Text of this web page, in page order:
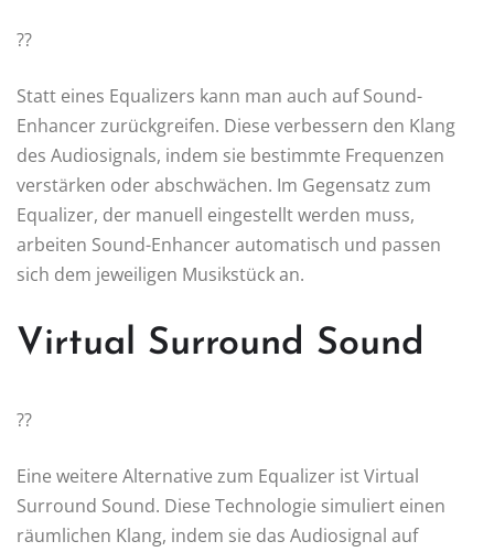
??
Statt eines Equalizers kann man auch auf Sound-
Enhancer zurückgreifen. Diese verbessern den Klang
des Audiosignals, indem sie bestimmte Frequenzen
verstärken oder abschwächen. Im Gegensatz zum
Equalizer, der manuell eingestellt werden muss,
arbeiten Sound-Enhancer automatisch und passen
sich dem jeweiligen Musikstück an.
Virtual Surround Sound
??
Eine weitere Alternative zum Equalizer ist Virtual
Surround Sound. Diese Technologie simuliert einen
räumlichen Klang, indem sie das Audiosignal auf